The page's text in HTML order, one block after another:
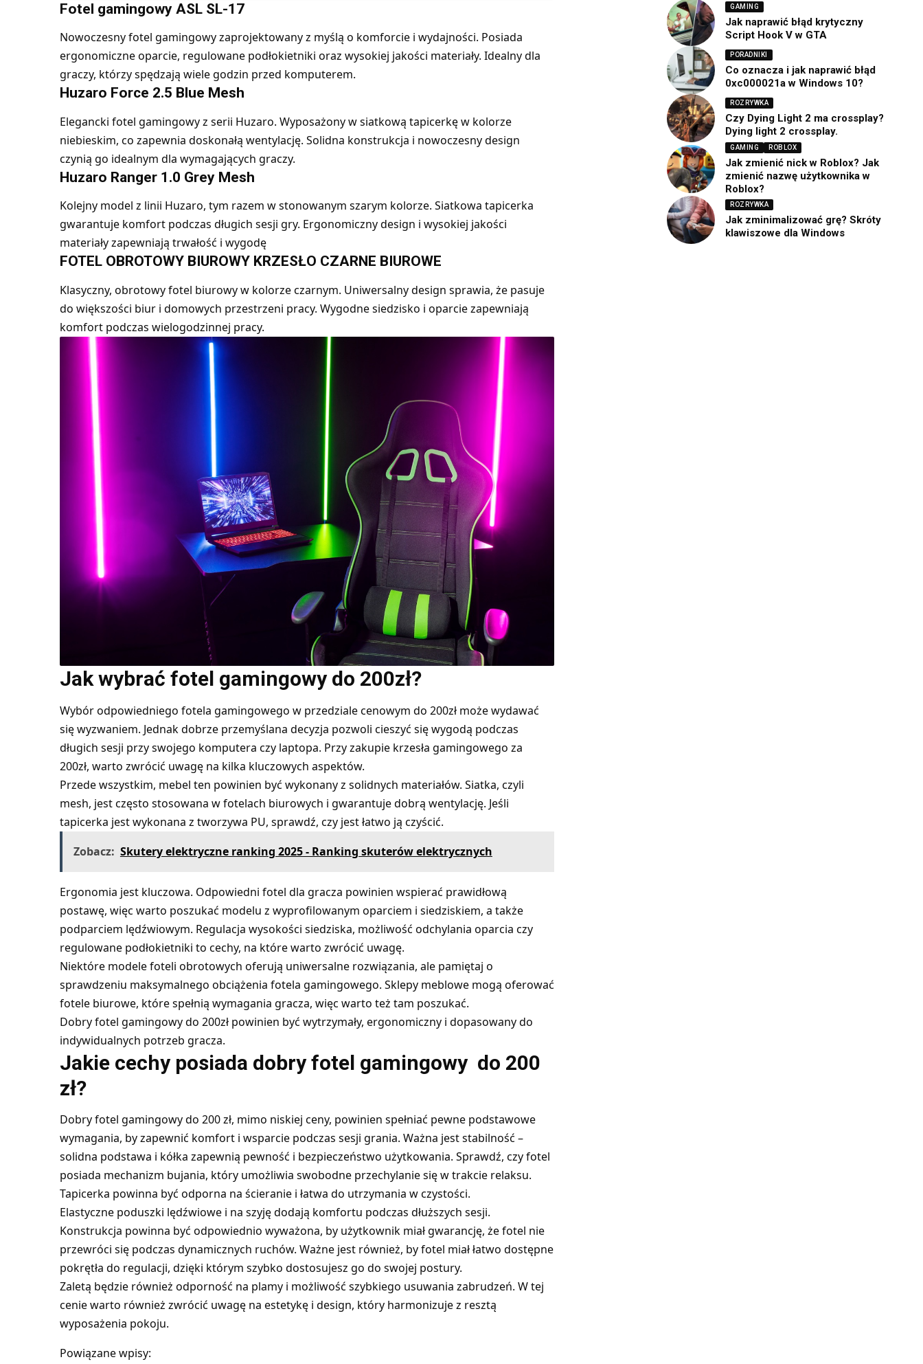
Fotel gamingowy ASL SL-17
Nowoczesny fotel gamingowy zaprojektowany z myślą o komforcie i wydajności. Posiada
ergonomiczne oparcie, regulowane podłokietniki oraz wysokiej jakości materiały. Idealny dla
graczy, którzy spędzają wiele godzin przed komputerem.
Huzaro Force 2.5 Blue Mesh
Elegancki fotel gamingowy z serii Huzaro. Wyposażony w siatkową tapicerkę w kolorze
niebieskim, co zapewnia doskonałą wentylację. Solidna konstrukcja i nowoczesny design
czynią go idealnym dla wymagających graczy.
Huzaro Ranger 1.0 Grey Mesh
Kolejny model z linii Huzaro, tym razem w stonowanym szarym kolorze. Siatkowa tapicerka
gwarantuje komfort podczas długich sesji gry. Ergonomiczny design i wysokiej jakości
materiały zapewniają trwałość i wygodę
FOTEL OBROTOWY BIUROWY KRZESŁO CZARNE BIUROWE
Klasyczny, obrotowy fotel biurowy w kolorze czarnym. Uniwersalny design sprawia, że pasuje
do większości biur i domowych przestrzeni pracy. Wygodne siedzisko i oparcie zapewniają
komfort podczas wielogodzinnej pracy.
Jak wybrać fotel gamingowy do 200zł?
Wybór odpowiedniego fotela gamingowego w przedziale cenowym do 200zł może wydawać
się wyzwaniem. Jednak dobrze przemyślana decyzja pozwoli cieszyć się wygodą podczas
długich sesji przy swojego komputera czy laptopa. Przy zakupie krzesła gamingowego za
200zł, warto zwrócić uwagę na kilka kluczowych aspektów.
Przede wszystkim, mebel ten powinien być wykonany z solidnych materiałów. Siatka, czyli
mesh, jest często stosowana w fotelach biurowych i gwarantuje dobrą wentylację. Jeśli
tapicerka jest wykonana z tworzywa PU, sprawdź, czy jest łatwo ją czyścić.
Zobacz: Skutery elektryczne ranking 2025 - Ranking skuterów elektrycznych
Ergonomia jest kluczowa. Odpowiedni fotel dla gracza powinien wspierać prawidłową
postawę, więc warto poszukać modelu z wyprofilowanym oparciem i siedziskiem, a także
podparciem lędźwiowym. Regulacja wysokości siedziska, możliwość odchylania oparcia czy
regulowane podłokietniki to cechy, na które warto zwrócić uwagę.
Niektóre modele foteli obrotowych oferują uniwersalne rozwiązania, ale pamiętaj o
sprawdzeniu maksymalnego obciążenia fotela gamingowego. Sklepy meblowe mogą oferować
fotele biurowe, które spełnią wymagania gracza, więc warto też tam poszukać.
Dobry fotel gamingowy do 200zł powinien być wytrzymały, ergonomiczny i dopasowany do
indywidualnych potrzeb gracza.
Jakie cechy posiada dobry fotel gamingowy do 200
zł?
Dobry fotel gamingowy do 200 zł, mimo niskiej ceny, powinien spełniać pewne podstawowe
wymagania, by zapewnić komfort i wsparcie podczas sesji grania. Ważna jest stabilność –
solidna podstawa i kółka zapewnią pewność i bezpieczeństwo użytkowania. Sprawdź, czy fotel
posiada mechanizm bujania, który umożliwia swobodne przechylanie się w trakcie relaksu.
Tapicerka powinna być odporna na ścieranie i łatwa do utrzymania w czystości.
Elastyczne poduszki lędźwiowe i na szyję dodają komfortu podczas dłuższych sesji.
Konstrukcja powinna być odpowiednio wyważona, by użytkownik miał gwarancję, że fotel nie
przewróci się podczas dynamicznych ruchów. Ważne jest również, by fotel miał łatwo dostępne
pokrętła do regulacji, dzięki którym szybko dostosujesz go do swojej postury.
Zaletą będzie również odporność na plamy i możliwość szybkiego usuwania zabrudzeń. W tej
cenie warto również zwrócić uwagę na estetykę i design, który harmonizuje z resztą
wyposażenia pokoju.
Powiązane wpisy:
GAMING
Jak naprawić błąd krytyczny
Script Hook V w GTA
PORADNIKI
Co oznacza i jak naprawić błąd
0xc000021a w Windows 10?
ROZRYWKA
Czy Dying Light 2 ma crossplay?
Dying light 2 crossplay.
GAMING ROBLOX
Jak zmienić nick w Roblox? Jak
zmienić nazwę użytkownika w
Roblox?
ROZRYWKA
Jak zminimalizować grę? Skróty
klawiszowe dla Windows